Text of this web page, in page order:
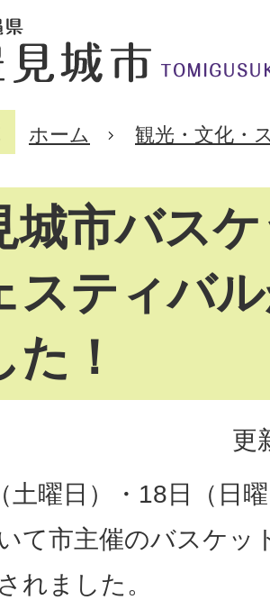
ホーム 観光・文化・
城市バス
スティバ
た！
更
土曜日）・18日（日
て市主催のバスケッ
れました。